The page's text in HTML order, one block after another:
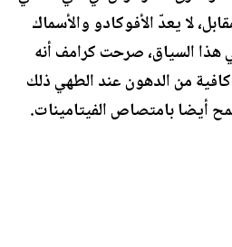
لا يعدّ الأفوكادو والأسماك
هذا السياق، صرحت كرامف أنه
من الدهون عند الطهي ذلك
أيضا بامتصاص الفيتامينات.